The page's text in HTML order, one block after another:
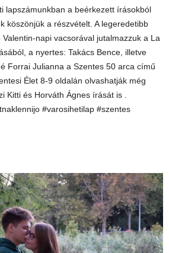
lapszámunkban a beérkezett írásokból
köszönjük a részvételt. A legeredetibb
napi vacsorával jutalmazzuk a La
a nyertes: Takács Bence, illetve
Forrai Julianna a Szentes 50 arca című
Élet 8-9 oldalán olvashatják még
Kitti és Horváth Ágnes írását is .
#varosihetilap #szentes